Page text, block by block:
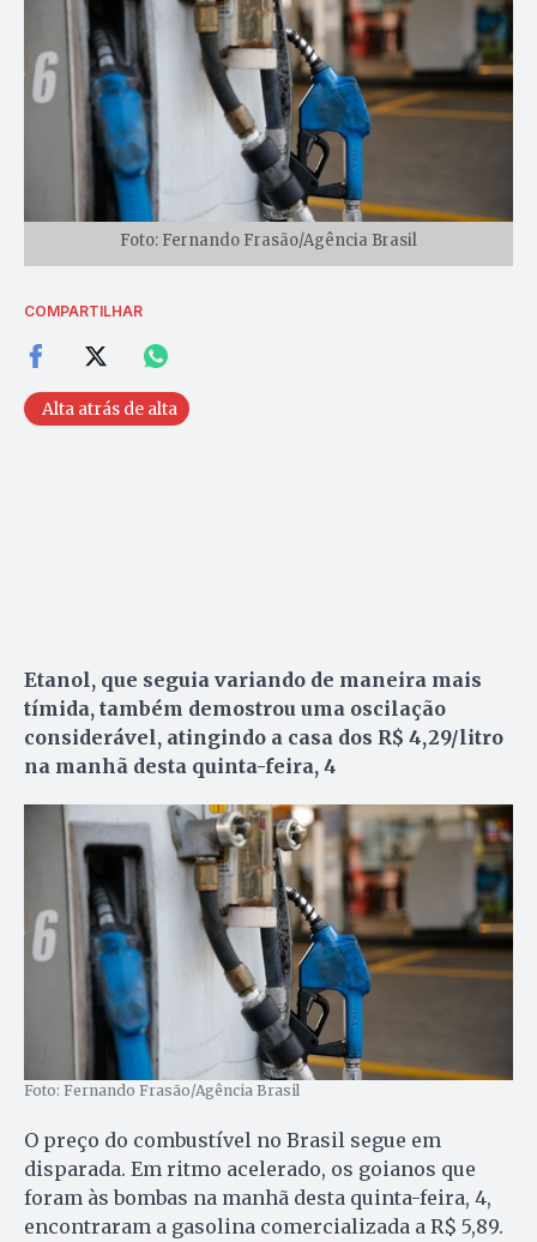
Foto: Fernando Frasão/Agência Brasil
COMPARTILHAR
Alta atrás de alta
Etanol, que seguia variando de maneira mais
tímida, também demostrou uma oscilação
considerável, atingindo a casa dos R$ 4,29/litro
na manhã desta quinta-feira, 4
Foto: Fernando Frasão/Agência Brasil
O preço do combustível no Brasil segue em
disparada. Em ritmo acelerado, os goianos que
foram às bombas na manhã desta quinta-feira, 4,
encontraram a gasolina comercializada a R$ 5,89.